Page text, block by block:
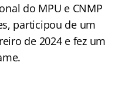
do MPU e CNMP
participou de um
de 2024 e fez um